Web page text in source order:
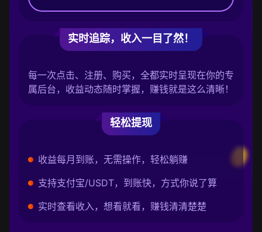
实时追踪，收入一目了然！
每一次点击、注册、购买，全都实时呈现在你的专
属后台，收益动态随时掌握，赚钱就是这么清晰！
轻松提现
收益每月到账，无需操作，轻松躺赚
支持支付宝/USDT，到账快，方式你说了算
实时查看收入，想看就看，赚钱清清楚楚